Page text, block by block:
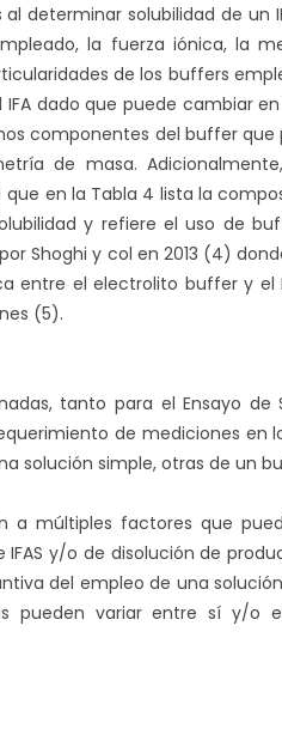
determinar solubilidad de un
la fuerza iónica, la
de los buffers
dado que puede cambiar
componentes del buffer
de masa.
en la Tabla 4 lista la
y refiere el uso de
Shoghi y col en 2013 (4)
entre el electrolito buffer y el
(5).
tanto para el Ensayo de
de mediciones en
solución simple, otras de un
a múltiples factores que
y/o de disolución de
del empleo de una
pueden variar entre sí y/o